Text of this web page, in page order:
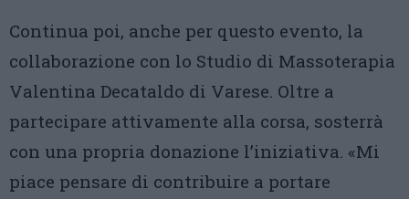
Continua poi, anche per questo evento, la
collaborazione con lo Studio di Massoterapia
Valentina Decataldo di Varese. Oltre a
partecipare attivamente alla corsa, sosterrà
con una propria donazione l’iniziativa. «Mi
piace pensare di contribuire a portare